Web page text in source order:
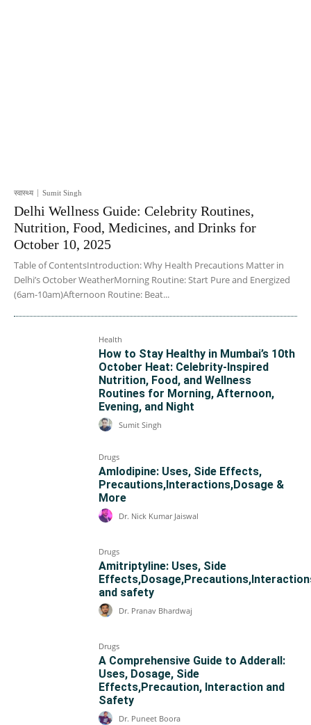
स्वास्थ्य Sumit Singh
Delhi Wellness Guide: Celebrity Routines,
Nutrition, Food, Medicines, and Drinks for
October 10, 2025
Table of ContentsIntroduction: Why Health Precautions Matter in
Delhi’s October WeatherMorning Routine: Start Pure and Energized
(6am-10am)Afternoon Routine: Beat...
Health
How to Stay Healthy in Mumbai’s 10th
October Heat: Celebrity-Inspired
Nutrition, Food, and Wellness
Routines for Morning, Afternoon,
Evening, and Night
Sumit Singh
Drugs
Amlodipine: Uses, Side Effects,
Precautions,Interactions,Dosage &
More
Dr. Nick Kumar Jaiswal
Drugs
Amitriptyline: Uses, Side
and safety
Dr. Pranav Bhardwaj
Drugs
A Comprehensive Guide to Adderall:
Uses, Dosage, Side
Effects,Precaution, Interaction and
Safety
Dr. Puneet Boora